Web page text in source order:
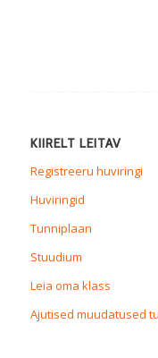
KIIRELT LEITAV
Registreeru huviringi
Huviringid
Tunniplaan
Stuudium
Leia oma klass
Ajutised muudatused